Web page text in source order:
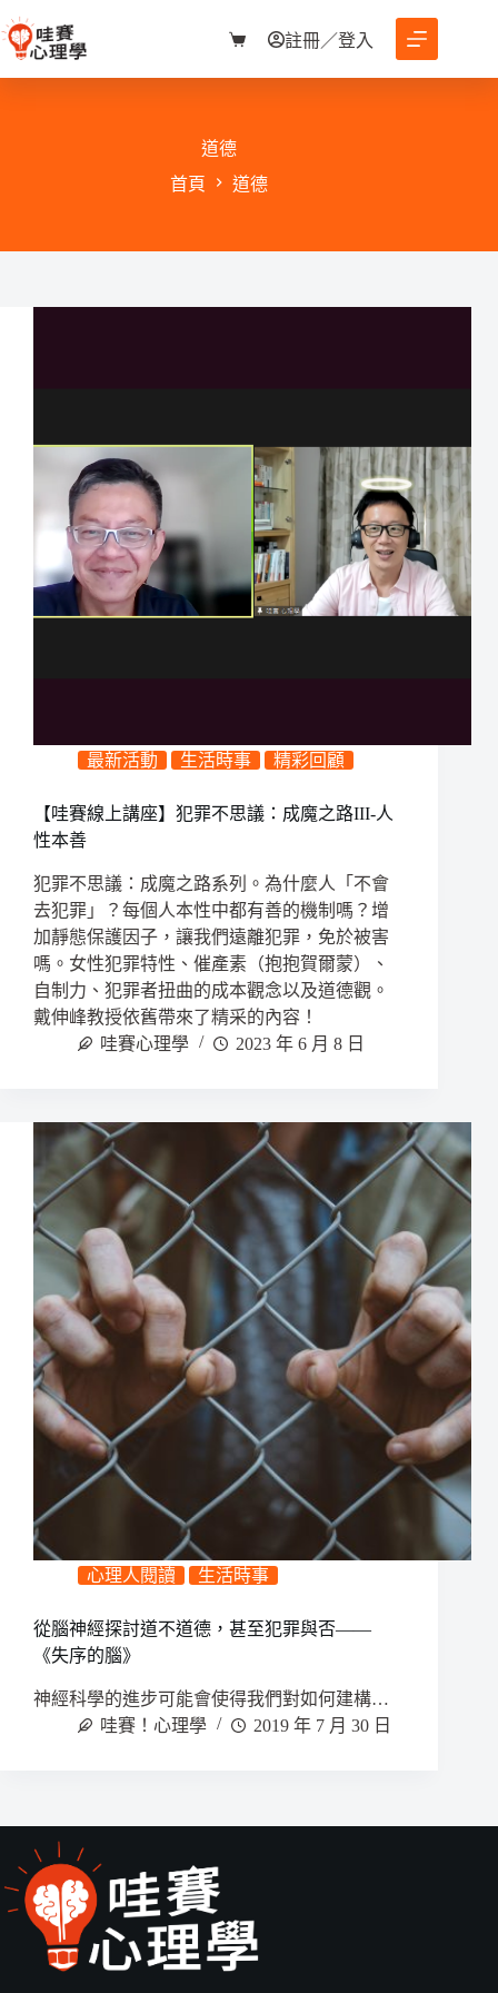
至
購
物
註冊／登入
道德
首頁
道德
最新活動 生活時事 精彩回顧
【哇賽線上講座】犯罪不思議：成魔之路III-人
性本善
犯罪不思議：成魔之路系列。為什麼人「不會
去犯罪」？每個人本性中都有善的機制嗎？增
加靜態保護因子，讓我們遠離犯罪，免於被害
嗎。女性犯罪特性、催產素（抱抱賀爾蒙）、
自制力、犯罪者扭曲的成本觀念以及道德觀。
戴伸峰教授依舊帶來了精采的內容！
哇賽心理學
2023 年 6 月 8 日
心理人閱讀 生活時事
從腦神經探討道不道德，甚至犯罪與否——
《失序的腦》
神經科學的進步可能會使得我們對如何建構…
哇賽！心理學
2019 年 7 月 30 日